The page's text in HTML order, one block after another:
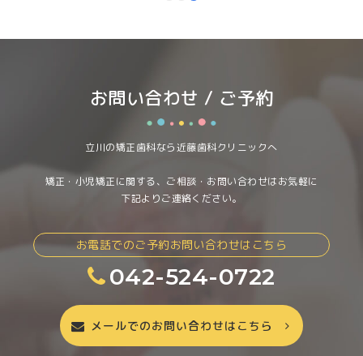
お問い合わせ / ご予約
立川の矯正歯科なら近藤歯科クリニックへ
矯正・小児矯正に関する、ご相談・お問い合わせはお気軽に
下記よりご連絡ください。
お電話でのご予約お問い合わせはこちら
042-524-0722
メールでのお問い合わせはこちら